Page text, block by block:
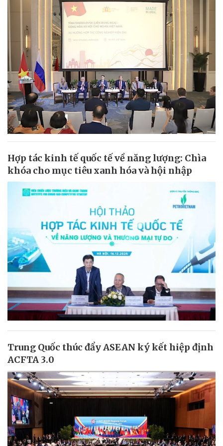
Hợp tác kinh tế quốc tế về năng lượng: Chìa
khóa cho mục tiêu xanh hóa và hội nhập
Trung Quốc thúc đẩy ASEAN ký kết hiệp định
ACFTA 3.0